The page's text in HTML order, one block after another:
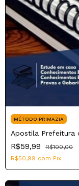
MÉTODO PRIMAZIA
Apostila Prefeitura
R$59,99
R$100,00
R$50,99 com Pix